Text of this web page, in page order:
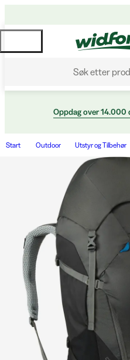
Søk etter
Oppdag over 14.000
Start Outdoor Utstyr og Tilbehør